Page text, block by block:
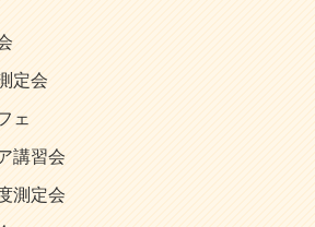
定会
ェ
講習会
測定会